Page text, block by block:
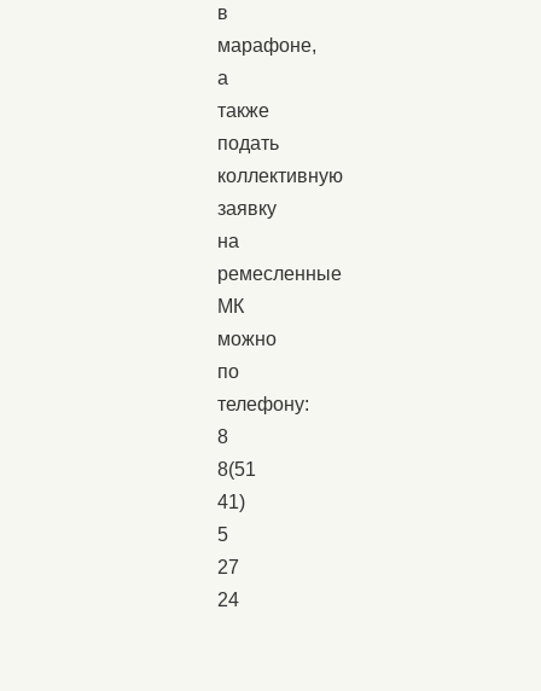
в
марафоне,
а
также
подать
коллективную
заявку
на
ремесленные
МК
можно
по
телефону:
8
8(51
41)
5
27
24